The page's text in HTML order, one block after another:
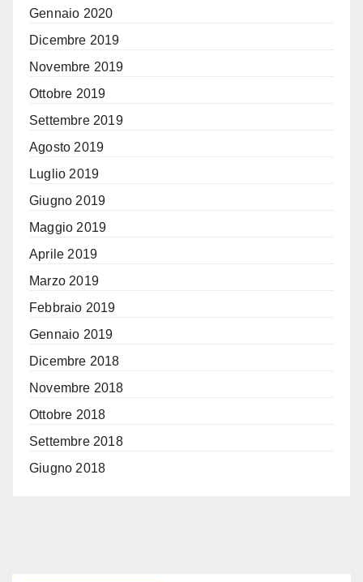
Gennaio 2020
Dicembre 2019
Novembre 2019
Ottobre 2019
Settembre 2019
Agosto 2019
Luglio 2019
Giugno 2019
Maggio 2019
Aprile 2019
Marzo 2019
Febbraio 2019
Gennaio 2019
Dicembre 2018
Novembre 2018
Ottobre 2018
Settembre 2018
Giugno 2018